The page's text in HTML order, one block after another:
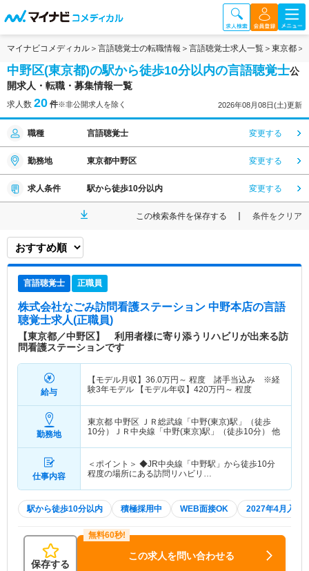
マイナビコメディカル 言語聴覚士の転職情報 言語聴覚士求人一覧 東京都
中野区(東京都)の駅から徒歩10分以内の言語聴覚士公
開求人・転職・募集情報一覧
求人数 20 件※非公開求人を除く 2026年08月08日(土)更新
職種 言語聴覚士 変更する
勤務地 東京都中野区 変更する
求人条件 駅から徒歩10分以内 変更する
この検索条件を保存する 条件をクリア
言語聴覚士 正職員
株式会社なごみ訪問看護ステーション 中野本店の言語
聴覚士求人(正職員)
【東京都／中野区】 利用者様に寄り添うリハビリが出来る訪
問看護ステーションです
給与
【モデル月収】 36.0万円～ 程度 諸手当込み ※経
験3年モデル 【モデル年収】 420万円～ 程度
勤務地
東京都 中野区 ＪＲ総武線「中野(東京)駅」（徒歩
10分）ＪＲ中央線「中野(東京)駅」（徒歩10分） 他
仕事内容
＜ポイント＞ ◆JR中央線「中野駅」から徒歩10分
程度の場所にある訪問リハビリ…
駅から徒歩10分以内 積極採用中 WEB面接OK 2027年4月入職
保存する
この求人を問い合わせる